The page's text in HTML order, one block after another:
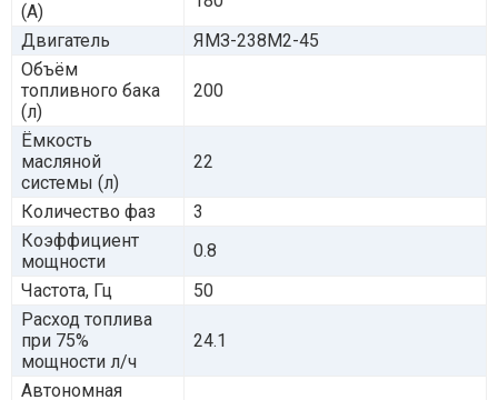
(А)
Двигатель
ЯМЗ-238М2-45
Объём
топливного бака
(л)
200
Ёмкость
масляной
системы (л)
22
Количество фаз
3
Коэффициент
мощности
0.8
Частота, Гц
50
Расход топлива
при 75%
мощности л/ч
24.1
Автономная